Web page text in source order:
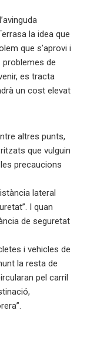
la idea que
que s’aprovi i
problemes de
es tracta
un cost elevat
altres punts,
que vulguin
precaucions
lateral
I quan
de seguretat
i vehicles de
la resta de
pel carril